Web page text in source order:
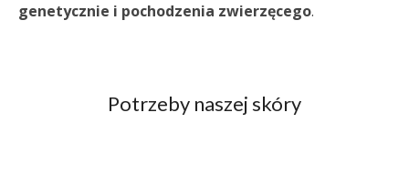
genetycznie i pochodzenia zwierzęcego.
Potrzeby naszej skóry